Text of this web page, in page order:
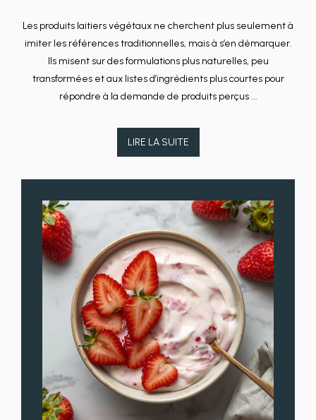
Les produits laitiers végétaux ne cherchent plus seulement à
imiter les références traditionnelles, mais à s’en démarquer.
Ils misent sur des formulations plus naturelles, peu
transformées et aux listes d’ingrédients plus courtes pour
répondre à la demande de produits perçus ...
LIRE LA SUITE